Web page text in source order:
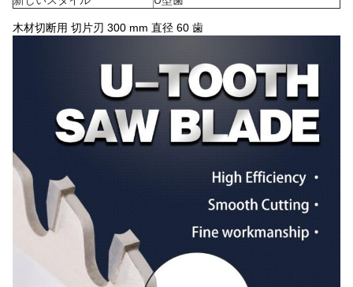
木材切断用 切片刃 300 mm 直径 60 歯